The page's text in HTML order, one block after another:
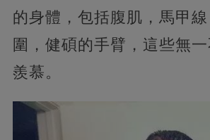
的身體，包括腹肌，馬甲
圍，健碩的手臂，這些無
羨慕。